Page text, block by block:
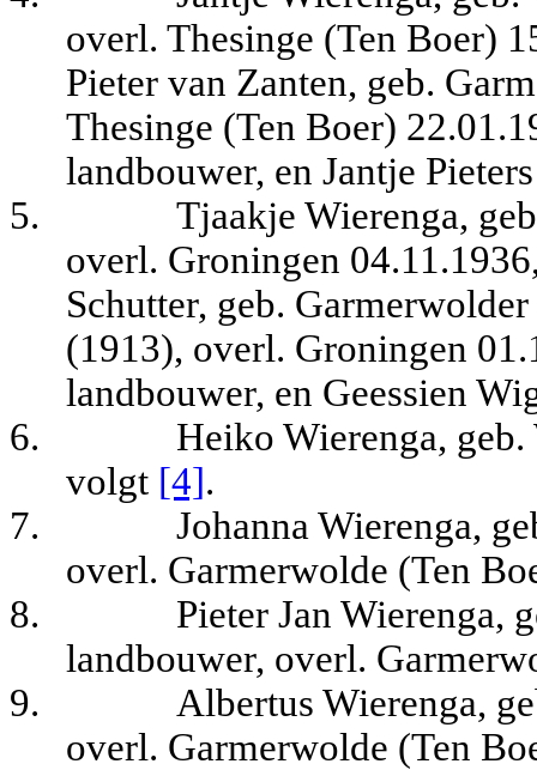
overl. Thesinge (Ten Boer)
Pieter van Zanten, geb.
Thesinge (Ten Boer)
landbouwer, en Jantje
5.
Tjaakje Wierenga,
overl. Groningen
Schutter, geb.
(1913), overl. Groningen
landbouwer, en Geessien
6.
Heiko Wierenga,
volgt [4].
7.
Johanna Wierenga,
overl. Garmerwolde (Ten
8.
Pieter Jan Wierenga,
landbouwer, overl.
9.
Albertus Wierenga,
overl. Garmerwolde (Ten